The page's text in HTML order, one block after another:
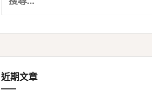
尋
鍵
近期文章